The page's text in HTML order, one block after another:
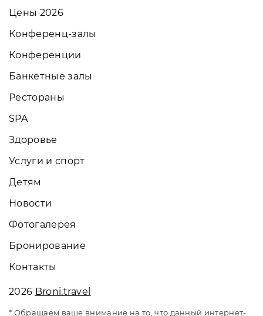
Цены 2026
Конференц-залы
Конференции
Банкетные залы
Рестораны
SPA
Здоровье
Услуги и спорт
Детям
Новости
Фотогалерея
Бронирование
Контакты
2026 Broni.travel
* Обращаем ваше внимание на то, что данный интернет-